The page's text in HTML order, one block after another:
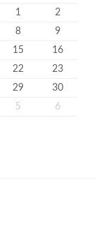
1
2
8
9
15
16
22
23
29
30
5 6